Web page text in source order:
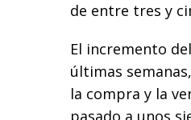
de entre tres y
El incremento
últimas
la compra y la
pasado a unos